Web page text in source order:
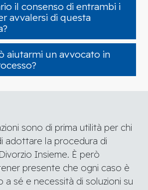
il consenso di entrambi i
avvalersi di questa
aiutarmi un avvocato in
sono di prima utilità per chi
adottare la procedura di
Insieme. È però
presente che ogni caso è
a sé e necessità di soluzioni su